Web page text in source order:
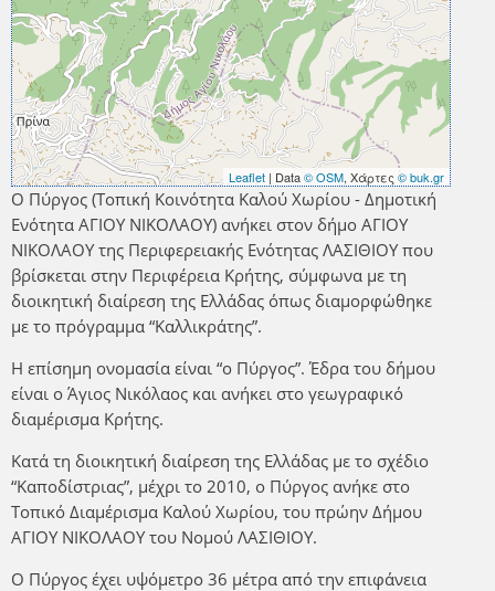
Leaflet | Data© OSM, Χάρτες © buk.gr
Ο Πύργος (Τοπική Κοινότητα Καλού Χωρίου - Δημοτική
Ενότητα ΑΓΙΟΥ ΝΙΚΟΛΑΟΥ) ανήκει στον δήμο ΑΓΙΟΥ
ΝΙΚΟΛΑΟΥ της Περιφερειακής Ενότητας ΛΑΣΙΘΙΟΥ που
βρίσκεται στην Περιφέρεια Κρήτης, σύμφωνα με τη
διοικητική διαίρεση της Ελλάδας όπως διαμορφώθηκε
με το πρόγραμμα “Καλλικράτης”.
Η επίσημη ονομασία είναι “ο Πύργος”. Έδρα του δήμου
είναι ο Άγιος Νικόλαος και ανήκει στο γεωγραφικό
διαμέρισμα Κρήτης.
Κατά τη διοικητική διαίρεση της Ελλάδας με το σχέδιο
“Καποδίστριας”, μέχρι το 2010, ο Πύργος ανήκε στο
Τοπικό Διαμέρισμα Καλού Χωρίου, του πρώην Δήμου
ΑΓΙΟΥ ΝΙΚΟΛΑΟΥ του Νομού ΛΑΣΙΘΙΟΥ.
Ο Πύργος έχει υψόμετρο 36 μέτρα από την επιφάνεια